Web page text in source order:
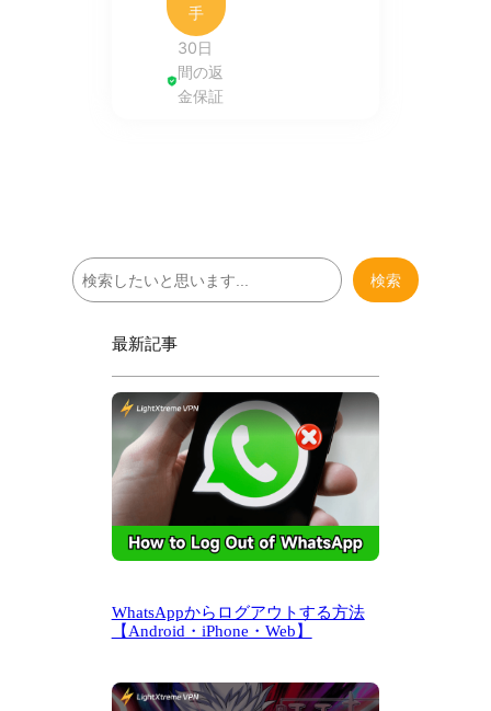
手
30日
間の返
金保証
検
索
検索
最新記事
WhatsAppからログアウトする方法
【Android・iPhone・Web】